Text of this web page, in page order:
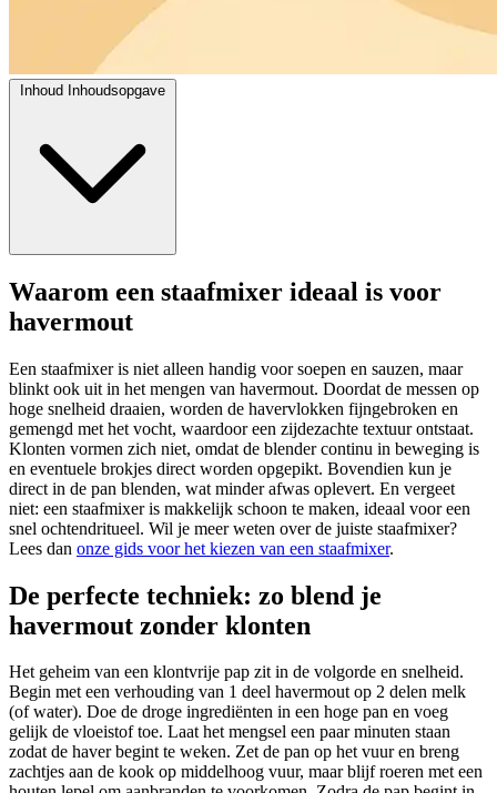
Inhoud Inhoudsopgave
Waarom een staafmixer ideaal is voor
havermout
Een staafmixer is niet alleen handig voor soepen en sauzen, maar
blinkt ook uit in het mengen van havermout. Doordat de messen op
hoge snelheid draaien, worden de havervlokken fijngebroken en
gemengd met het vocht, waardoor een zijdezachte textuur ontstaat.
Klonten vormen zich niet, omdat de blender continu in beweging is
en eventuele brokjes direct worden opgepikt. Bovendien kun je
direct in de pan blenden, wat minder afwas oplevert. En vergeet
niet: een staafmixer is makkelijk schoon te maken, ideaal voor een
snel ochtendritueel. Wil je meer weten over de juiste staafmixer?
Lees dan onze gids voor het kiezen van een staafmixer.
De perfecte techniek: zo blend je
havermout zonder klonten
Het geheim van een klontvrije pap zit in de volgorde en snelheid.
Begin met een verhouding van 1 deel havermout op 2 delen melk
(of water). Doe de droge ingrediënten in een hoge pan en voeg
gelijk de vloeistof toe. Laat het mengsel een paar minuten staan
zodat de haver begint te weken. Zet de pan op het vuur en breng
zachtjes aan de kook op middelhoog vuur, maar blijf roeren met een